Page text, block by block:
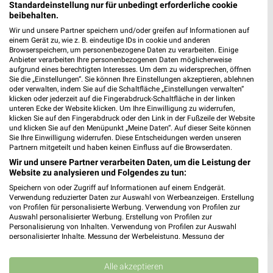
Ziegelberg 3
85139 Wettstetten
Heute geschlossen
435,04 km • Angebote: 6 Prospekte
Standardeinstellung nur für unbedingt erforderliche cookie
beibehalten.
Wir und unsere Partner speichern und/oder greifen auf Informationen auf
einem Gerät zu, wie z. B. eindeutige IDs in cookie und anderen
Browserspeichern, um personenbezogene Daten zu verarbeiten. Einige
Anbieter verarbeiten Ihre personenbezogenen Daten möglicherweise
aufgrund eines berechtigten Interesses. Um dem zu widersprechen, öffnen
Sie die „Einstellungen“. Sie können Ihre Einstellungen akzeptieren, ablehnen
oder verwalten, indem Sie auf die Schaltfläche „Einstellungen verwalten“
klicken oder jederzeit auf die Fingerabdruck-Schaltfläche in der linken
unteren Ecke der Website klicken. Um Ihre Einwilligung zu widerrufen,
klicken Sie auf den Fingerabdruck oder den Link in der Fußzeile der Website
und klicken Sie auf den Menüpunkt „Meine Daten“. Auf dieser Seite können
Sie Ihre Einwilligung widerrufen. Diese Entscheidungen werden unseren
Partnern mitgeteilt und haben keinen Einfluss auf die Browserdaten.
Wir und unsere Partner verarbeiten Daten, um die Leistung der
Website zu analysieren und Folgendes zu tun:
Speichern von oder Zugriff auf Informationen auf einem Endgerät.
Verwendung reduzierter Daten zur Auswahl von Werbeanzeigen. Erstellung
von Profilen für personalisierte Werbung. Verwendung von Profilen zur
Auswahl personalisierter Werbung. Erstellung von Profilen zur
Personalisierung von Inhalten. Verwendung von Profilen zur Auswahl
personalisierter Inhalte. Messung der Werbeleistung. Messung der
Kombinationen von Daten aus verschiedenen Quellen. Entwicklung und
Verbesserung der Angebote. Verwendung reduzierter Daten zur Auswahl
Alle akzeptieren